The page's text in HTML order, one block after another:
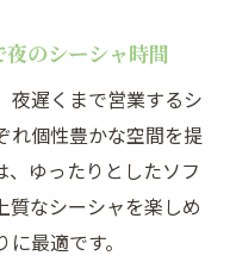
のシーシャ時間
夜遅くまで営業するシ
れ個性豊かな空間を提
ゆったりとしたソフ
質なシーシャを楽しめ
最適です。